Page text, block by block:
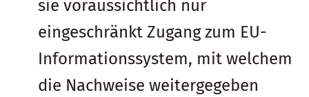
sie voraussichtlich nur
eingeschränkt Zugang zum EU-
Informationssystem, mit welchem
die Nachweise weitergegeben